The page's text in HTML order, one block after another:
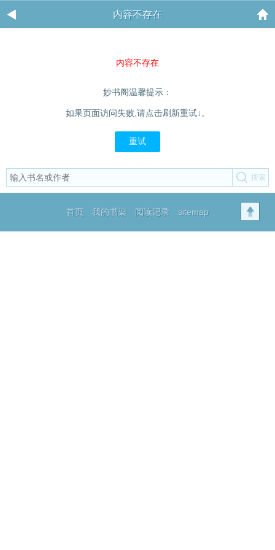
内容不存在
内容不存在
妙书阁温馨提示：
如果页面访问失败,请点击刷新重试↓。
重试
首页 我的书架 阅读记录 sitemap